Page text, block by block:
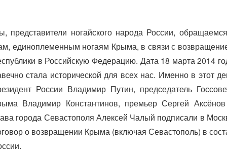
представители ногайского народа России,
единоплеменным ногаям Крыма, в связи с
в Российскую Федерацию. Дата 18 марта 2014
стала исторической для всех нас. Именно в этот
России Владимир Путин, председатель
Владимир Константинов, премьер Сергей
города Севастополя Алексей Чалый подписали в
о возвращении Крыма (включая Севастополь) в